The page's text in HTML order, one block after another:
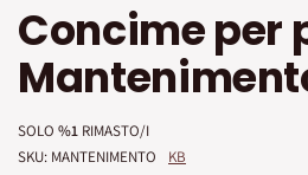
all'inizio
della
galleria
di
Concime per
SOLO %1 RIMASTO/I
SKU: MANTENIMENTO KB